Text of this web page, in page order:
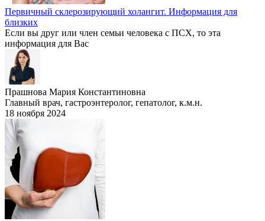
Первичный склерозирующий холангит. Информация для
близких
Если вы друг или член семьи человека с ПСХ, то эта
информация для Вас
Прашнова Мария Константиновна
Главный врач, гастроэнтеролог, гепатолог, к.м.н.
18 ноября 2024